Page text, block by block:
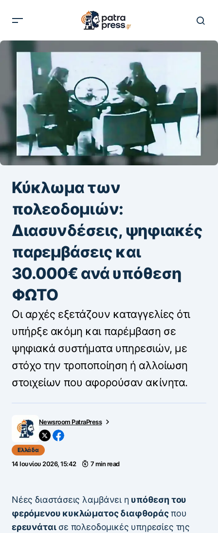
Κύκλωμα των
πολεοδομιών:
Διασυνδέσεις, ψηφιακές
παρεμβάσεις και
30.000€ ανά υπόθεση
ΦΩΤΟ
Οι αρχές εξετάζουν καταγγελίες ότι
υπήρξε ακόμη και παρέμβαση σε
ψηφιακά συστήματα υπηρεσιών, με
στόχο την τροποποίηση ή αλλοίωση
στοιχείων που αφορούσαν ακίνητα.
Newsroom PatraPress
Ελλάδα
14 Ιουνίου 2026, 15:42 7 min read
Νέες διαστάσεις λαμβάνει η υπόθεση του
φερόμενου κυκλώματος διαφθοράςπου
ερευνάταισε πολεοδομικές υπηρεσίες της